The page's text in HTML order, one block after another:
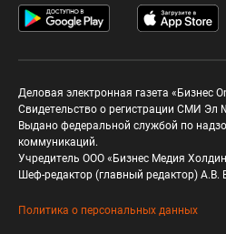
Деловая электронная газета «Бизнес
Свидетельство о регистрации СМИ Эл
Выдано федеральной службой по
коммуникаций.
Учредитель ООО «Бизнес Медия
Шеф-редактор (главный редактор) А.В.
Политика о персональных данных